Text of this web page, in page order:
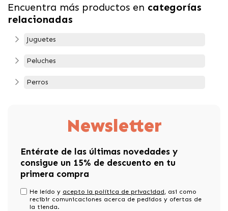
Encuentra más productos en categorías
relacionadas
Juguetes
Peluches
Perros
Newsletter
Entérate de las últimas novedades y
consigue un 15% de descuento en tu
primera compra
He leído y acepto la política de privacidad, asi como
recibir comunicaciones acerca de pedidos y ofertas de
la tienda.